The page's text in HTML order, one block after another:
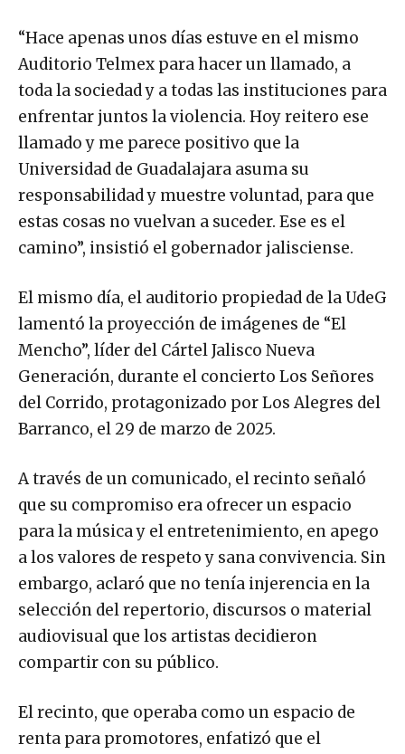
“Hace apenas unos días estuve en el mismo
Auditorio Telmex para hacer un llamado, a
toda la sociedad y a todas las instituciones para
enfrentar juntos la violencia. Hoy reitero ese
llamado y me parece positivo que la
Universidad de Guadalajara asuma su
responsabilidad y muestre voluntad, para que
estas cosas no vuelvan a suceder. Ese es el
camino”, insistió el gobernador jalisciense.
El mismo día, el auditorio propiedad de la UdeG
lamentó la proyección de imágenes de “El
Mencho”, líder del Cártel Jalisco Nueva
Generación, durante el concierto Los Señores
del Corrido, protagonizado por Los Alegres del
Barranco, el 29 de marzo de 2025.
A través de un comunicado, el recinto señaló
que su compromiso era ofrecer un espacio
para la música y el entretenimiento, en apego
a los valores de respeto y sana convivencia. Sin
embargo, aclaró que no tenía injerencia en la
selección del repertorio, discursos o material
audiovisual que los artistas decidieron
compartir con su público.
El recinto, que operaba como un espacio de
renta para promotores, enfatizó que el